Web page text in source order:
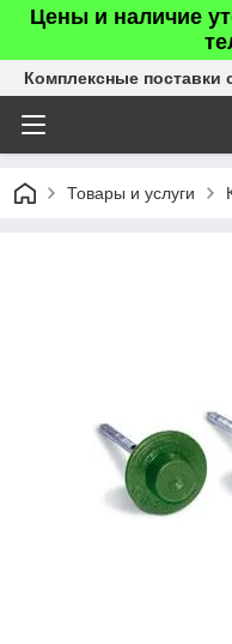
Цены и наличие
Комплексные поставки
Товары и услуги